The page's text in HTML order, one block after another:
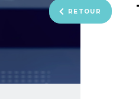
RETOUR